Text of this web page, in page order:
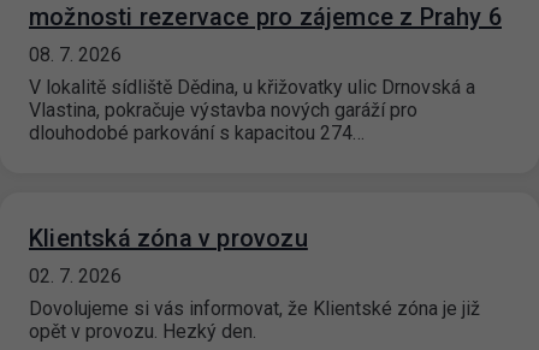
možnosti rezervace pro zájemce z Prahy 6
08. 7. 2026
V lokalitě sídliště Dědina, u křižovatky ulic Drnovská a
Vlastina, pokračuje výstavba nových garáží pro
dlouhodobé parkování s kapacitou 274…
Klientská zóna v provozu
02. 7. 2026
Dovolujeme si vás informovat, že Klientské zóna je již
opět v provozu. Hezký den.